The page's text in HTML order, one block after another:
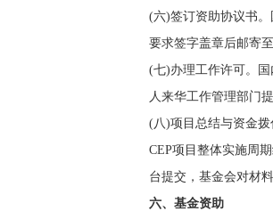
(六)签订资助协议书
要求签字盖章后邮寄至
(七)办理工作许可。
人来华工作管理部门
(八)项目总结与资金
CEP项目整体实施周
台提交，基金会对材
六、基金资助